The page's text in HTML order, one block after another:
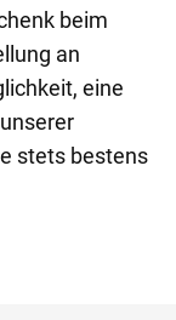
beim
an
eine
stets bestens